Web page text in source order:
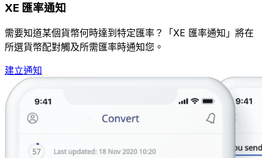
XE 匯率通知
需要知道某個貨幣何時達到特定匯率？「XE 匯率通知」將在
所選貨幣配對觸及所需匯率時通知您。
建立通知